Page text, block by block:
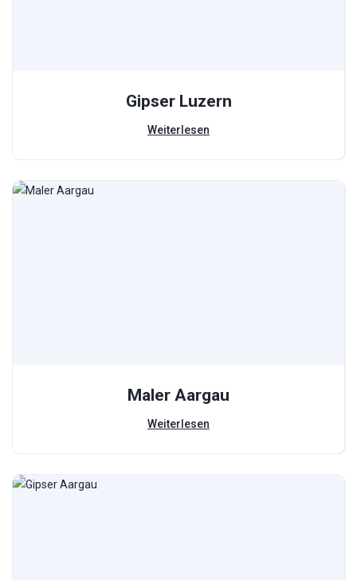
Gipser Luzern
Weiterlesen
Maler Aargau
Weiterlesen